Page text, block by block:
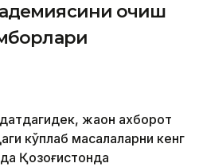
очиш
жаҳон ахборот
кўплаб масалаларни кенг
Қозоғистонда